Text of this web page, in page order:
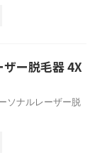
ザー脱毛器 4X
ソナルレーザー脱